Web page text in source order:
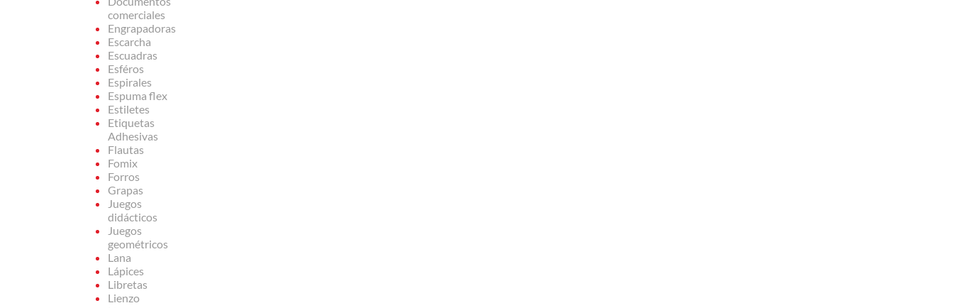
comerciales
Engrapadoras
Escarcha
Escuadras
Esféros
Espirales
Espuma flex
Estiletes
Etiquetas
Adhesivas
Flautas
Fomix
Forros
Grapas
Juegos
didácticos
Juegos
geométricos
Lana
Lápices
Libretas
Lienzo